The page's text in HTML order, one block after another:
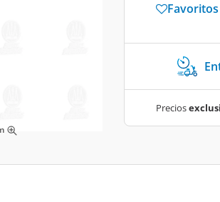
Favoritos
Precios